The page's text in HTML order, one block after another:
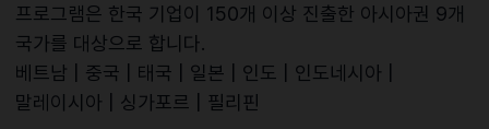
프로그램은 한국 기업이 150개 이상 진출한 아시아권 9개
국가를 대상으로 합니다.
베트남 | 중국 | 태국 | 일본 | 인도 | 인도네시아 |
말레이시아 | 싱가포르 | 필리핀